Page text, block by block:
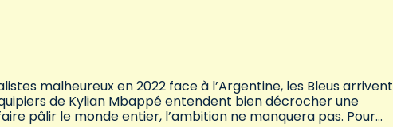
malheureux en 2022 face à l’Argentine, les Bleus arrivent
de Kylian Mbappé entendent bien décrocher une
pâlir le monde entier, l’ambition ne manquera pas. Pour…